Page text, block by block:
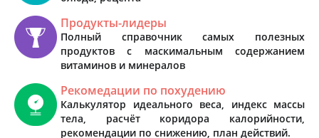
Продукты-лидеры
Полный справочник самых полезных
продуктов с маскимальным содержанием
витаминов и минералов
Рекомедации по похудению
Калькулятор идеального веса, индекс массы
тела, расчёт коридора калорийности,
рекомендации по снижению, план действий.